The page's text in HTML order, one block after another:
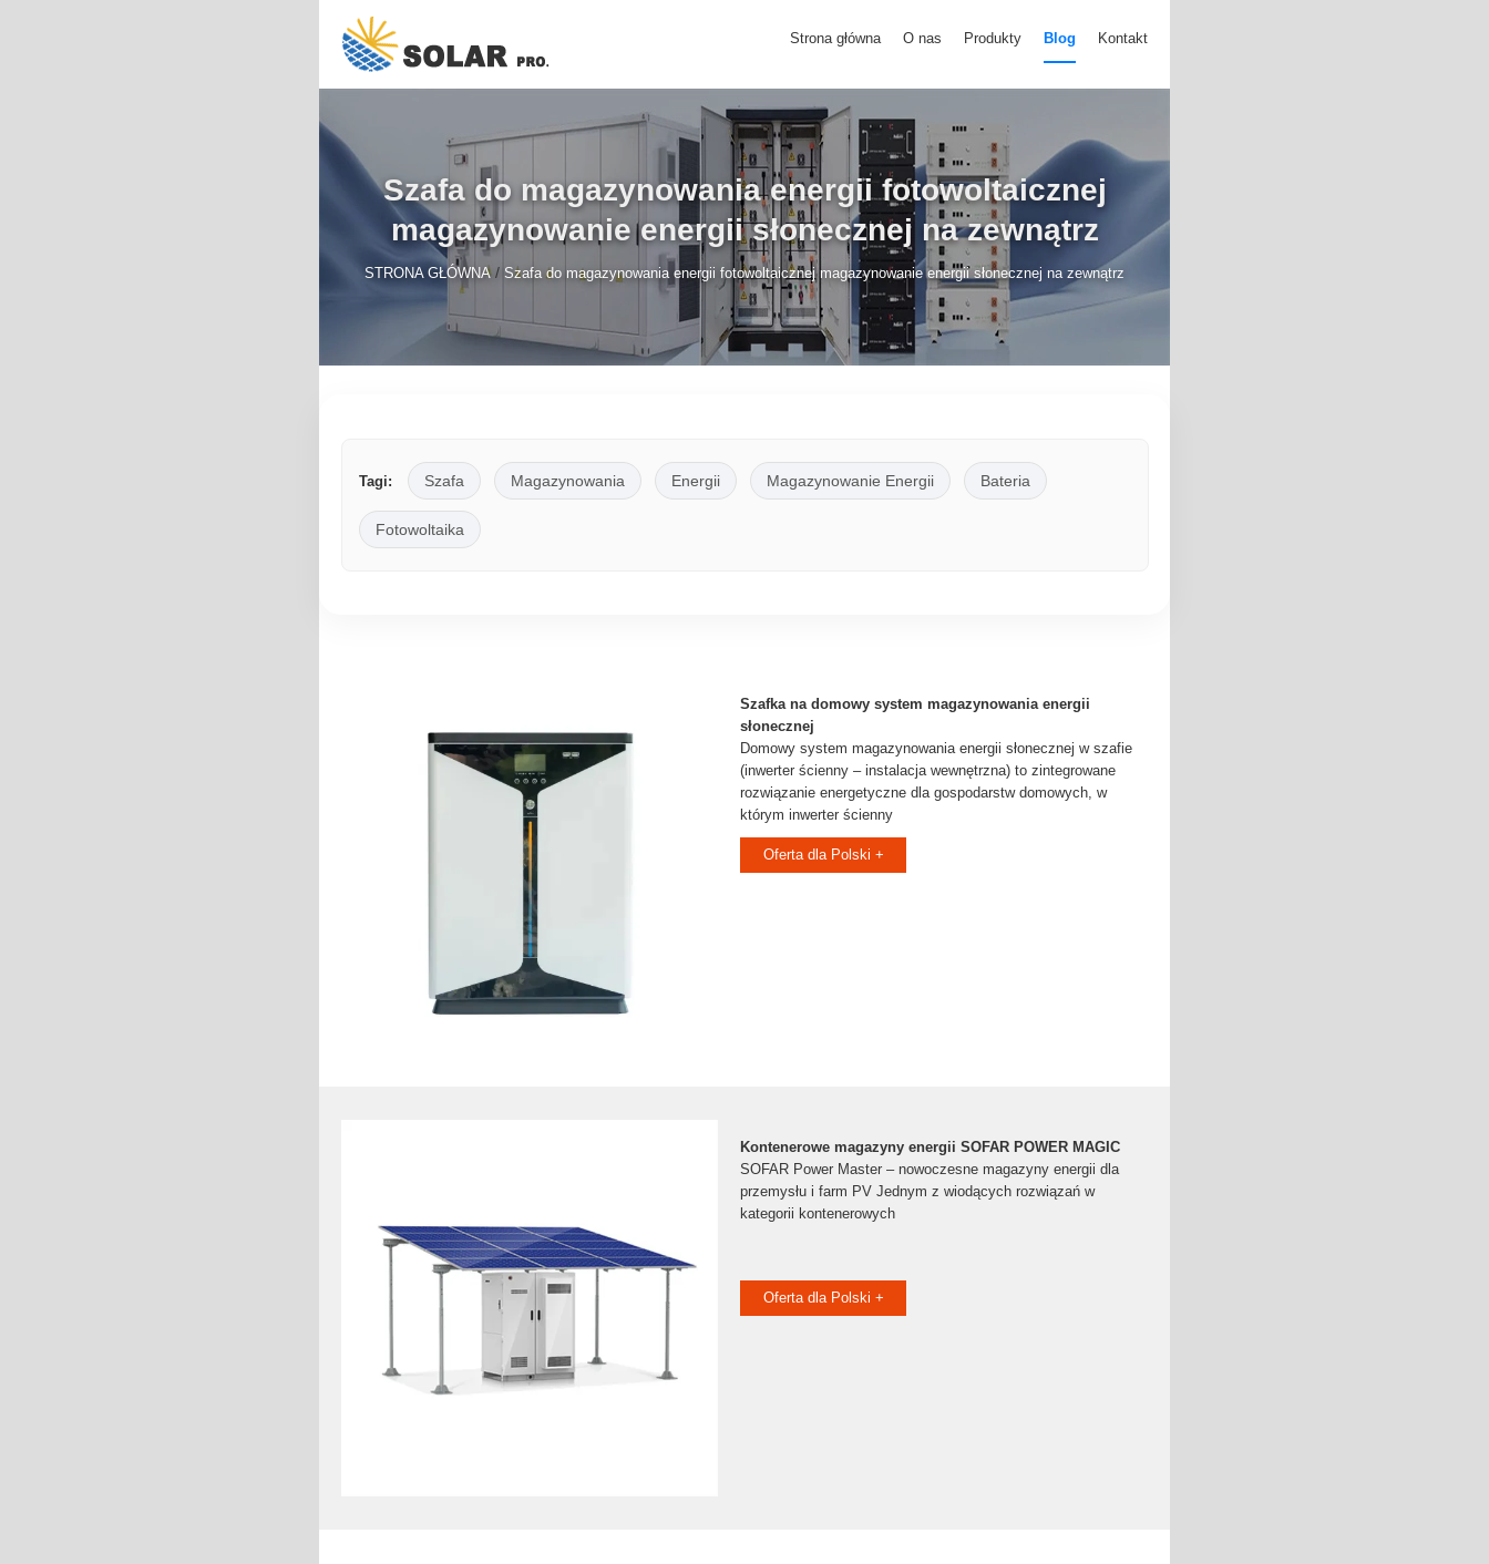
Strona główna O nas Produkty Blog Kontakt
Szafa do magazynowania energii fotowoltaicznej
magazynowanie energii słonecznej na zewnątrz
STRONA GŁÓWNA/ Szafa do magazynowania energii fotowoltaicznej magazynowanie energii słonecznej na zewnątrz
Tagi: Szafa Magazynowania Energii Magazynowanie Energii Bateria
Fotowoltaika
Szafka na domowy system magazynowania energii
słonecznej
Domowy system magazynowania energii słonecznej w szafie
(inwerter ścienny – instalacja wewnętrzna) to zintegrowane
rozwiązanie energetyczne dla gospodarstw domowych, w
którym inwerter ścienny
Oferta dla Polski +
Kontenerowe magazyny energii SOFAR POWER MAGIC
SOFAR Power Master – nowoczesne magazyny energii dla
przemysłu i farm PV Jednym z wiodących rozwiązań w
kategorii kontenerowych
Oferta dla Polski +